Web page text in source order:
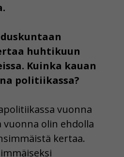
huhtikuun
Kuinka kauan
politiikassa?
vuonna
vuonna olin ehdolla
kertaa.